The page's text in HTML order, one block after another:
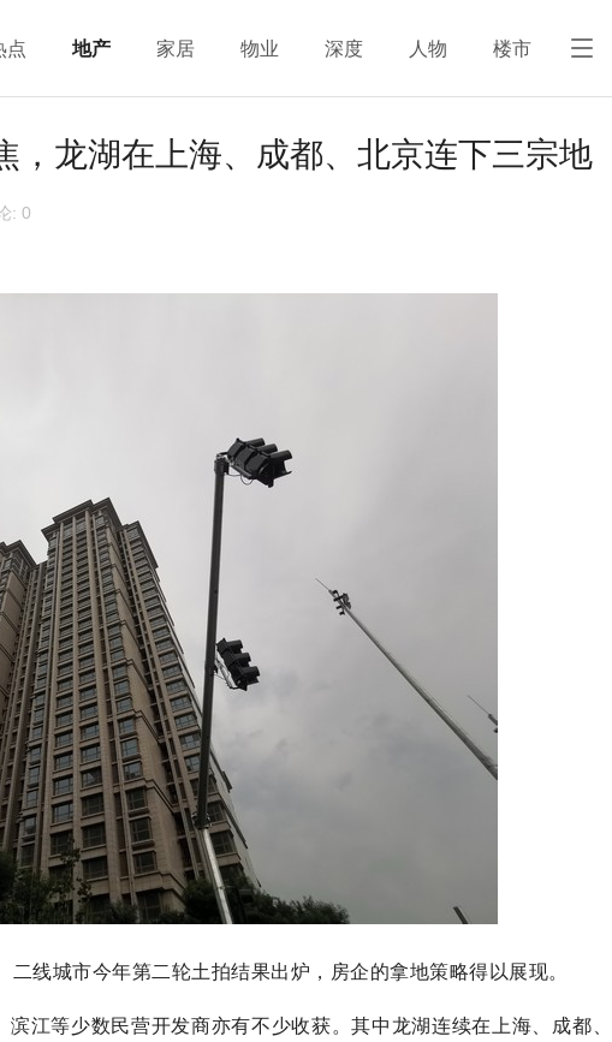
点 地产 家居 物业 深度 人物 楼市
，龙湖在上海、成都、北京连下三宗地
: 0
线城市今年第二轮土拍结果出炉，房企的拿地策略得以展现。
江等少数民营开发商亦有不少收获。其中龙湖连续在上海、成都、